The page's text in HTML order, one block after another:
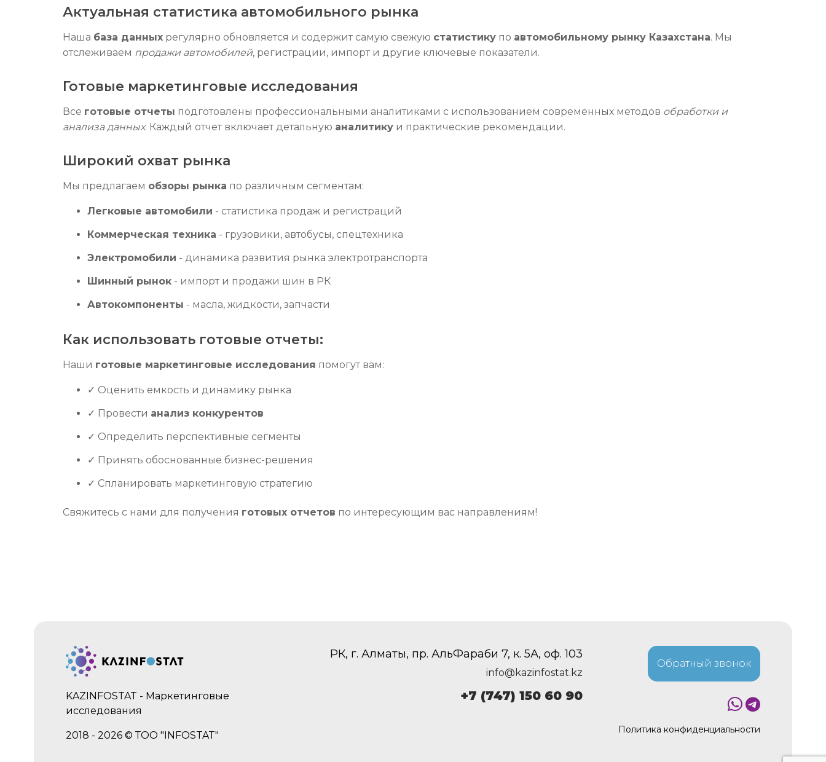
Актуальная статистика автомобильного рынка
Наша база данных регулярно обновляется и содержит самую свежую статистику по автомобильному рынку Казахстана. Мы
отслеживаем продажи автомобилей, регистрации, импорт и другие ключевые показатели.
Готовые маркетинговые исследования
Все готовые отчеты подготовлены профессиональными аналитиками с использованием современных методов обработки и
анализа данных. Каждый отчет включает детальную аналитику и практические рекомендации.
Широкий охват рынка
Мы предлагаем обзоры рынка по различным сегментам:
Легковые автомобили - статистика продаж и регистраций
Коммерческая техника - грузовики, автобусы, спецтехника
Электромобили - динамика развития рынка электротранспорта
Шинный рынок - импорт и продажи шин в РК
Автокомпоненты - масла, жидкости, запчасти
Как использовать готовые отчеты:
Наши готовые маркетинговые исследования помогут вам:
✓ Оценить емкость и динамику рынка
✓ Провести анализ конкурентов
✓ Определить перспективные сегменты
✓ Принять обоснованные бизнес-решения
✓ Спланировать маркетинговую стратегию
Свяжитесь с нами для получения готовых отчетов по интересующим вас направлениям!
KAZINFOSTAT - Маркетинговые
исследования
2018 - 2026 © ТОО "INFOSTAT"
РК, г. Алматы, пр. АльФараби 7, к. 5А, оф. 103
info@kazinfostat.kz
+7 (747) 150 60 90
Обратный звонок
Политика конфиденциальности